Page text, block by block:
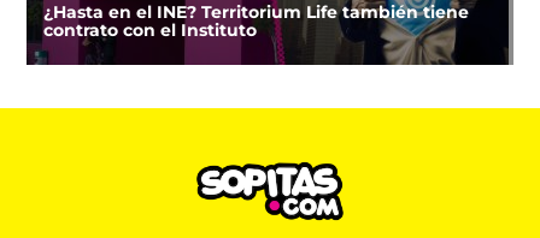
¿Hasta en el INE? Territorium Life también tiene
contrato con el Instituto